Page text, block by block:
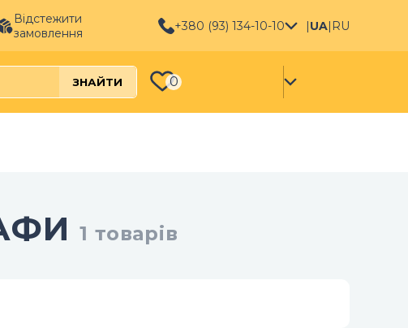
Відстежити
замовлення
+380 (93) 134-10-10 |UA| RU
ЗНАЙТИ 0
1 товарів